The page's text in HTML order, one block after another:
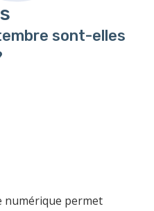
sont-elles
numérique permet